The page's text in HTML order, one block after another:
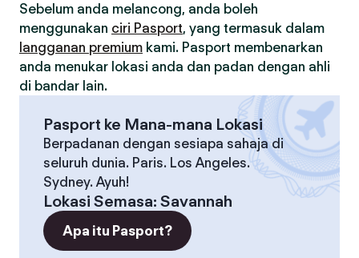
Sebelum anda melancong, anda boleh
menggunakan ciri Pasport, yang termasuk dalam
langganan premium kami. Pasport membenarkan
anda menukar lokasi anda dan padan dengan ahli
di bandar lain.
Pasport ke Mana-mana Lokasi
Berpadanan dengan sesiapa sahaja di
seluruh dunia. Paris. Los Angeles.
Sydney. Ayuh!
Lokasi Semasa: Savannah
Apa itu Pasport?